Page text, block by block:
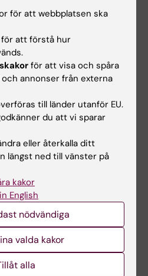
Den snabba utvecklingen av AI
behovet av…
Pedagogiska
framgångar förs
vidare till det nya
läkarprogrammet
Den 5 juni examinerades den
sista kullen studenter från det
5,5-åriga…
för att webbplatsen ska
för att förstå hur
för att visa och spåra
annonser från externa
till länder utanför EU.
du att vi sparar
eller återkalla ditt
längst ned till vänster på
kakor
English
nödvändiga
valda kakor
alla